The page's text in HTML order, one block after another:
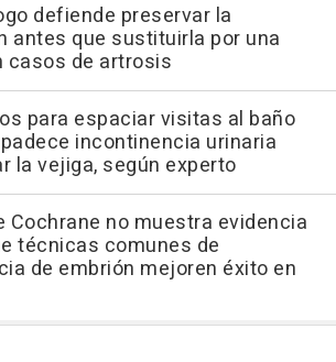
defiende preservar la
antes que sustituirla por una
casos de artrosis
para espaciar visitas al baño
incontinencia urinaria
la vejiga, según experto
Cochrane no muestra evidencia
técnicas comunes de
de embrión mejoren éxito en